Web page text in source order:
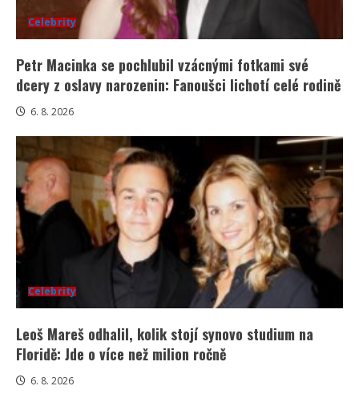
Celebrity
Petr Macinka se pochlubil vzácnými fotkami své
dcery z oslavy narozenin: Fanoušci lichotí celé rodině
6. 8. 2026
Celebrity
Leoš Mareš odhalil, kolik stojí synovo studium na
Floridě: Jde o více než milion ročně
6. 8. 2026